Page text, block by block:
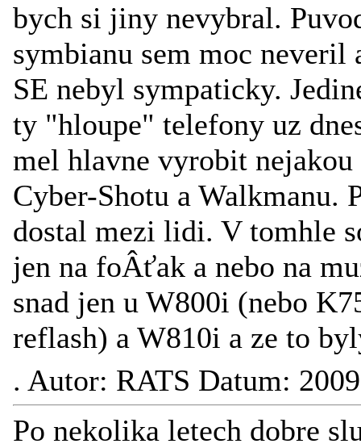
bych si jiny nevybral.
symbianu sem moc
SE nebyl sympaticky.
ty "hloupe" telefony uz
mel hlavne vyrobit
Cyber-Shotu a Walkmanu.
dostal mezi lidi. V tomhle
jen na foÂťak a nebo na
snad jen u W800i (nebo
reflash) a W810i a ze to
. Autor: RATS Datum:
Po nekolika letech dobre